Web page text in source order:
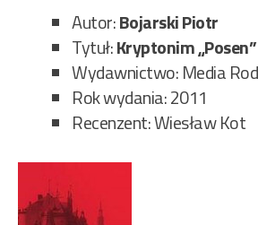
Autor:Bojarski Piotr
Tytuł:Kryptonim „Posen”
Wydawnictwo: Media
Rok wydania: 2011
Recenzent: Wiesław Kot